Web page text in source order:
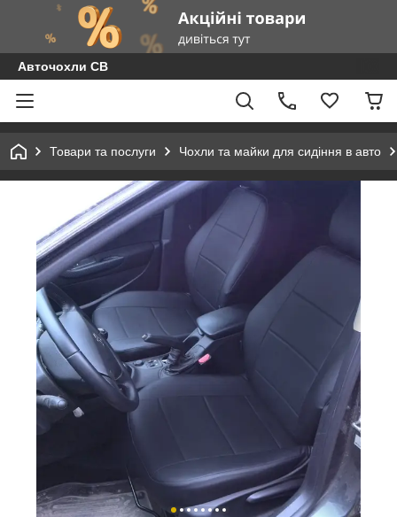
Авточохли СВ
Товари та послуги Чохли та майки для сидіння в авто